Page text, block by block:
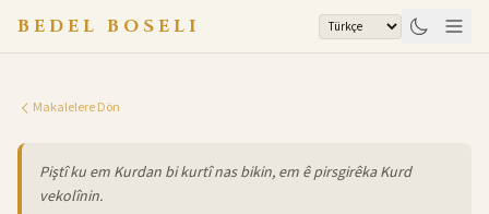
BEDEL BOSELI
Makalelere Dön
Piştî ku em Kurdan bi kurtî nas bikin, em ê pirsgirêka Kurd
vekolînin.